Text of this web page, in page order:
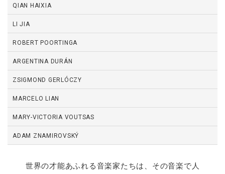
QIAN HAIXIA
LI JIA
ROBERT POORTINGA
ARGENTINA DURÁN
ZSIGMOND GERLÓCZY
MARCELO LIAN
MARY-VICTORIA VOUTSAS
ADAM ZNAMIROVSKÝ
世界の才能あふれる音楽家たちは、その音楽で人